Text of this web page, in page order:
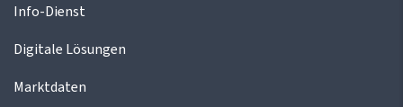
Info-Dienst
Digitale Lösungen
Marktdaten